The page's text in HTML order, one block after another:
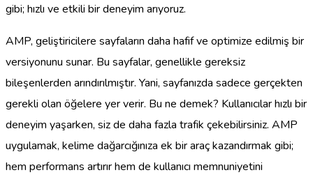
gibi; hızlı ve etkili bir deneyim arıyoruz.
AMP, geliştiricilere sayfaların daha hafif ve optimize edilmiş bir
versiyonunu sunar. Bu sayfalar, genellikle gereksiz
bileşenlerden arındırılmıştır. Yani, sayfanızda sadece gerçekten
gerekli olan öğelere yer verir. Bu ne demek? Kullanıcılar hızlı bir
deneyim yaşarken, siz de daha fazla trafik çekebilirsiniz. AMP
uygulamak, kelime dağarcığınıza ek bir araç kazandırmak gibi;
hem performans artırır hem de kullanıcı memnuniyetini